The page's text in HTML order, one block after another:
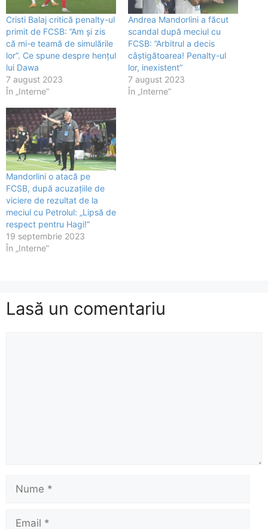
Cristi Balaj critică penalty-ul
primit de FCSB: ”Am și zis
că mi-e teamă de simulările
lor”. Ce spune despre hențul
lui Dawa
7 august 2023
În „Interne”
Andrea Mandorlini a făcut
scandal după meciul cu
FCSB: ”Arbitrul a decis
câștigătoarea! Penalty-ul
lor, inexistent”
7 august 2023
În „Interne”
Mandorlini o atacă pe
FCSB, după acuzațiile de
viciere de rezultat de la
meciul cu Petrolul: „Lipsă de
respect pentru Hagi!”
19 septembrie 2023
În „Interne”
Lasă un comentariu
Nume
Email